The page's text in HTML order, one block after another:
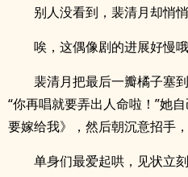
别人没看到，裴清月却悄
唉，这偶像剧的进展好慢哦
裴清月把最后一瓣橘子塞
“你再唱就要弄出人命啦！”她
要嫁给我》，然后朝沉意招手
单身们最爱起哄，见状立